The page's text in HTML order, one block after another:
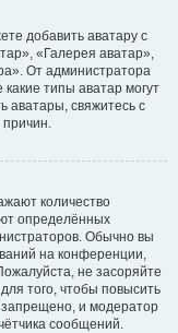
добавить аватару с
«Галерея аватар»,
От администратора
типы аватар могут
аватары, свяжитесь с
количество
определённых
Обычно вы
на конференции,
не засоряйте
того, чтобы повысить
и модератор
сообщений.